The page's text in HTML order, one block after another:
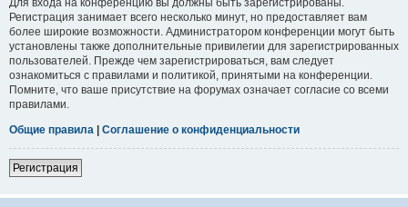
Регистрация занимает всего несколько минут, но предоставляет вам
более широкие возможности. Администратором конференции могут быть
установлены также дополнительные привилегии для зарегистрированных
пользователей. Прежде чем зарегистрироваться, вам следует
ознакомиться с правилами и политикой, принятыми на конференции.
Помните, что ваше присутствие на форумах означает согласие со всеми
правилами.
Общие правила | Соглашение о конфиденциальности
Регистрация